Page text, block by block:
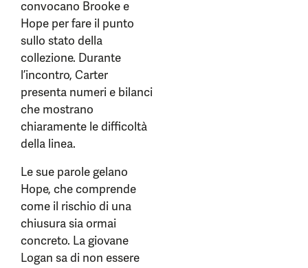
convocano Brooke e
Hope per fare il punto
sullo stato della
collezione. Durante
l’incontro, Carter
presenta numeri e bilanci
che mostrano
chiaramente le difficoltà
della linea.
Le sue parole gelano
Hope, che comprende
come il rischio di una
chiusura sia ormai
concreto. La giovane
Logan sa di non essere